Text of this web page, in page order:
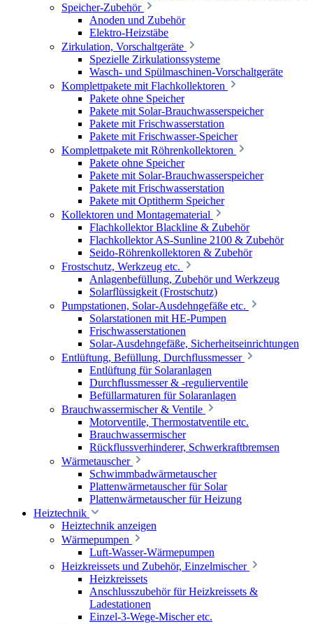
Speicher-Zubehör
Anoden und Zubehör
Elektro-Heizstäbe
Zirkulation, Vorschaltgeräte
Spezielle Zirkulationssysteme
Wasch- und Spülmaschinen-Vorschaltgeräte
Komplettpakete mit Flachkollektoren
Pakete ohne Speicher
Pakete mit Solar-Brauchwasserspeicher
Pakete mit Frischwasserstation
Pakete mit Frischwasser-Speicher
Komplettpakete mit Röhrenkollektoren
Pakete ohne Speicher
Pakete mit Solar-Brauchwasserspeicher
Pakete mit Frischwasserstation
Pakete mit Optitherm Speicher
Kollektoren und Montagematerial
Flachkollektor Blackline & Zubehör
Flachkollektor AS-Sunline 2100 & Zubehör
Seido-Röhrenkollektoren & Zubehör
Frostschutz, Werkzeug etc.
Anlagenbefüllung, Zubehör und Werkzeug
Solarflüssigkeit (Frostschutz)
Pumpstationen, Solar-Ausdehngefäße etc.
Solarstationen mit HE-Pumpen
Frischwasserstationen
Solar-Ausdehngefäße, Sicherheitseinrichtungen
Entlüftung, Befüllung, Durchflussmesser
Entlüftung für Solaranlagen
Durchflussmesser & -regulierventile
Befüllarmaturen für Solaranlagen
Brauchwassermischer & Ventile
Motorventile, Thermostatventile etc.
Brauchwassermischer
Rückflussverhinderer, Schwerkraftbremsen
Wärmetauscher
Schwimmbadwärmetauscher
Plattenwärmetauscher für Solar
Plattenwärmetauscher für Heizung
Heiztechnik
Heiztechnik anzeigen
Wärmepumpen
Luft-Wasser-Wärmepumpen
Heizkreissets und Zubehör, Einzelmischer
Heizkreissets
Anschlusszubehör für Heizkreissets &
Ladestationen
Einzel-3-Wege-Mischer etc.